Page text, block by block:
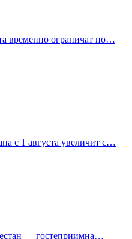
временно ограничат по…
с 1 августа увеличит с…
— гостеприимна…